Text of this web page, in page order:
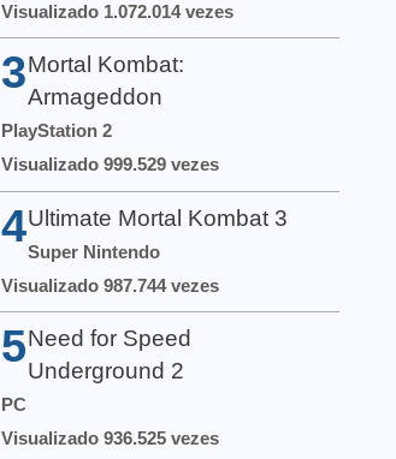
Visualizado 1.072.014 vezes
3 Mortal Kombat:
Armageddon
PlayStation 2
Visualizado 999.529 vezes
4 Ultimate Mortal Kombat 3
Super Nintendo
Visualizado 987.744 vezes
5 Need for Speed
Underground 2
PC
Visualizado 936.525 vezes